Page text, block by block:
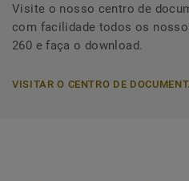
Visite o nosso centro de
com facilidade todos os
260 e faça o download.
VISITAR O CENTRO DE